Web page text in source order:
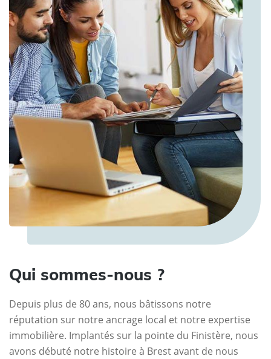
Qui sommes-nous ?
Depuis plus de 80 ans, nous bâtissons notre
réputation sur notre ancrage local et notre expertise
immobilière. Implantés sur la pointe du Finistère, nous
avons débuté notre histoire à Brest avant de nous